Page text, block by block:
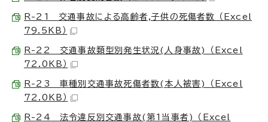
R-21 交通事故による高齢者,子供の死傷者数 （Excel
79.5KB）
R-22 交通事故類型別発生状況(人身事故) （Excel
72.0KB）
R-23 車種別交通事故死傷者数(本人被害) （Excel
72.0KB）
R-24 法令違反別交通事故(第1当事者) （Excel